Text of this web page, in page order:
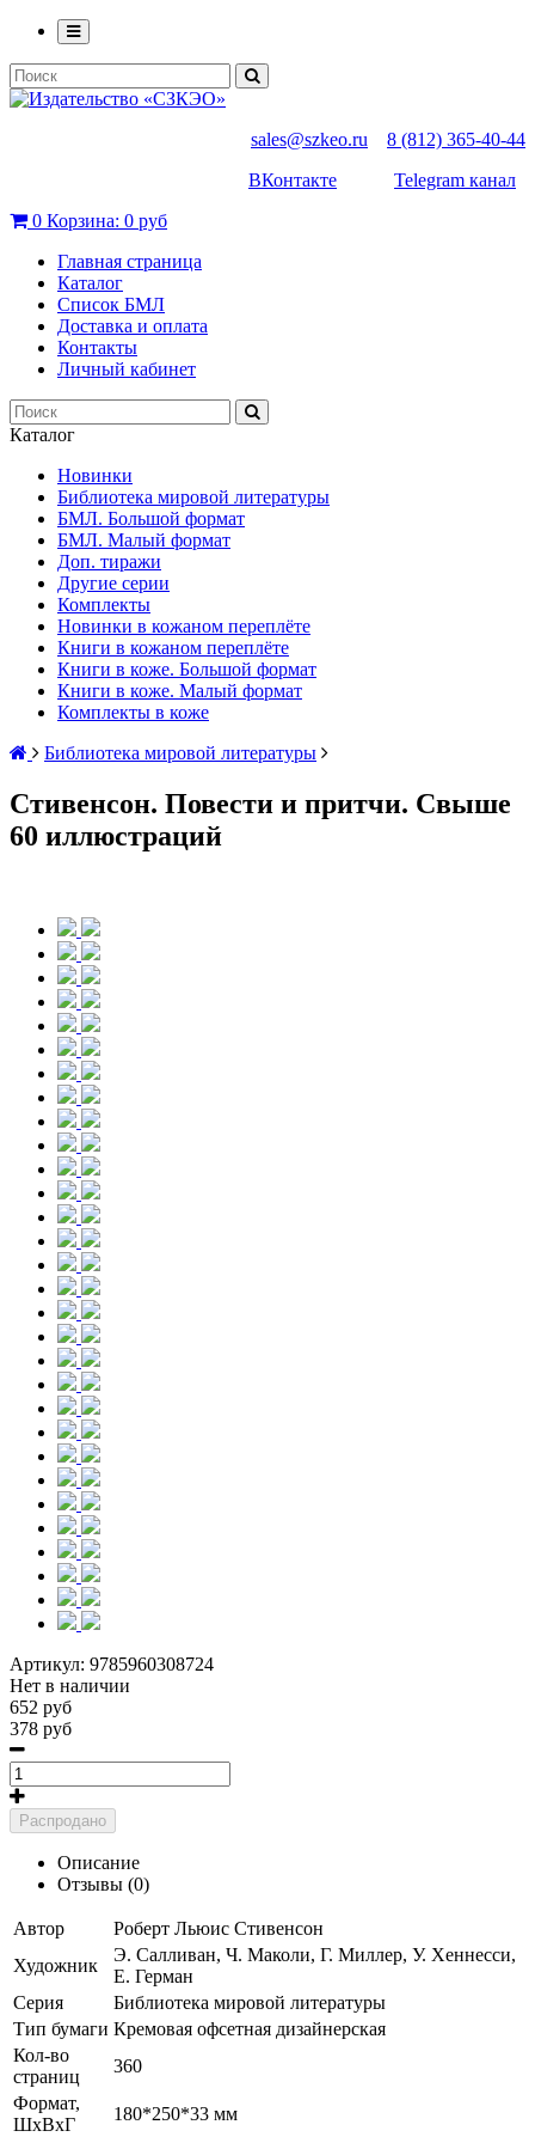
sales@szkeo.ru
8 (812) 365-40-44
ВКонтакте
Telegram канал
0 Корзина: 0 руб
Главная страница
Каталог
Список БМЛ
Доставка и оплата
Контакты
Личный кабинет
Каталог
Новинки
Библиотека мировой литературы
БМЛ. Большой формат
БМЛ. Малый формат
Доп. тиражи
Другие серии
Комплекты
Новинки в кожаном переплёте
Книги в кожаном переплёте
Книги в коже. Большой формат
Книги в коже. Малый формат
Комплекты в коже
Библиотека мировой литературы
Стивенсон. Повести и притчи. Свыше
60 иллюстраций
Артикул: 9785960308724
Нет в наличии
652 руб
378 руб
Распродано
Описание
Отзывы (0)
Автор
Роберт Льюис Стивенсон
Художник
Э. Салливан, Ч. Маколи, Г. Миллер, У. Хеннесси,
Е. Герман
Серия
Библиотека мировой литературы
Тип бумаги Кремовая офсетная дизайнерская
Кол-во
страниц
360
Формат,
ШхВхГ
180*250*33 мм